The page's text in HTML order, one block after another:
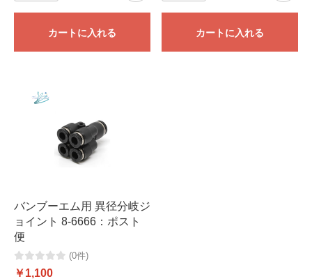
カートに入れる カートに入れる
バンブーエム用 異径分岐ジ
ョイント 8-6666：ポスト
便
(0件)
￥1,100